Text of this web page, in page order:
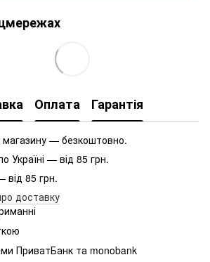
Оплата Гарантія
магазину — безкоштовно.
Україні — від 85 грн.
від 85 грн.
доставку
ПриватБанк та monobank